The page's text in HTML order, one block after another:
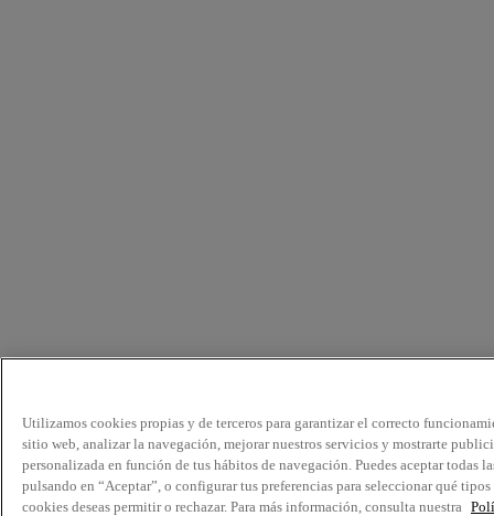
Utilizamos cookies propias y de terceros para garantizar el correcto
sitio web, analizar la navegación, mejorar nuestros servicios y mostrarte
personalizada en función de tus hábitos de navegación. Puedes aceptar todas
pulsando en “Aceptar”, o configurar tus preferencias para seleccionar qué tipos
cookies deseas permitir o rechazar. Para más información, consulta nuestra